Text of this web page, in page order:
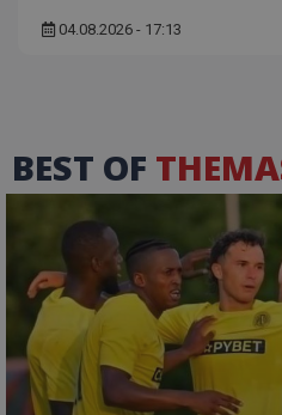
04.08.2026 - 17:13
BEST OF